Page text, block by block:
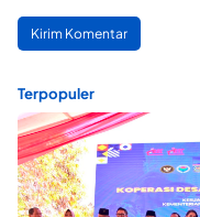
Terpopuler